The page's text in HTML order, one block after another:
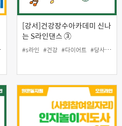
#일활동지원 #중장년일자리 #취업연계
[강서]건강장수아카데미 신나
는 S라인댄스 ③
#s라인 #건강 #다이어트 #당사자지원